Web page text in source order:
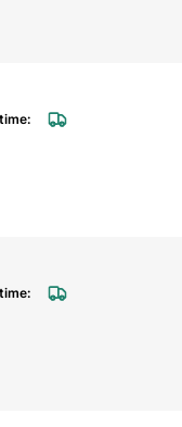
170x200mm
190x220mm
210x240mm